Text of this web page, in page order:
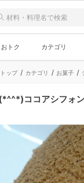
おトク カテゴリ
ップ カテゴリ お菓子
ココアシフォ